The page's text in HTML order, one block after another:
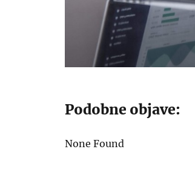
Podobne objave:
None Found